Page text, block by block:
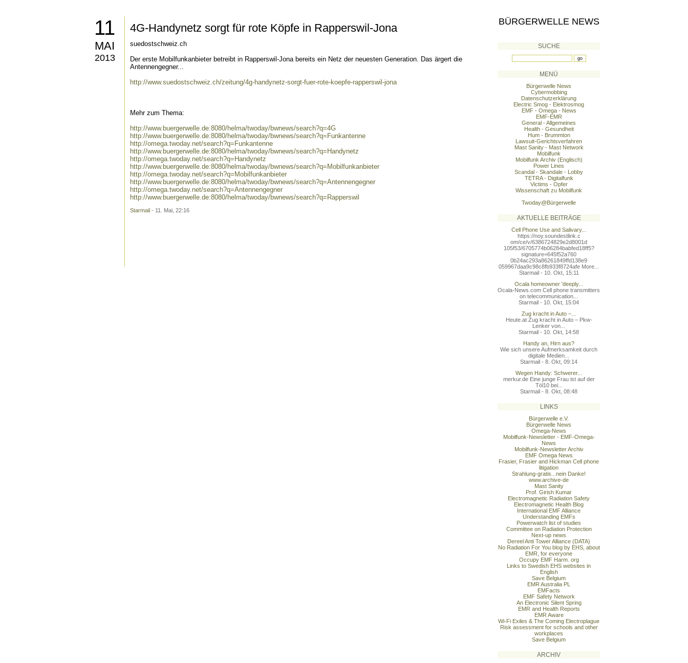
11
MAI
2013
4G-Handynetz sorgt für rote Köpfe in Rapperswil-Jona
suedostschweiz.ch
Der erste Mobilfunkanbieter betreibt in Rapperswil-Jona bereits ein Netz der neuesten Generation. Das ärgert die
Antennengegner...
http://www.suedostschweiz.ch/zeitung/4g-handynetz-sorgt-fuer-rote-koepfe-rapperswil-jona
Mehr zum Thema:
http://www.buergerwelle.de:8080/helma/twoday/bwnews/search?q=4G
http://www.buergerwelle.de:8080/helma/twoday/bwnews/search?q=Funkantenne
http://omega.twoday.net/search?q=Funkantenne
http://www.buergerwelle.de:8080/helma/twoday/bwnews/search?q=Handynetz
http://omega.twoday.net/search?q=Handynetz
http://www.buergerwelle.de:8080/helma/twoday/bwnews/search?q=Mobilfunkanbieter
http://omega.twoday.net/search?q=Mobilfunkanbieter
http://www.buergerwelle.de:8080/helma/twoday/bwnews/search?q=Antennengegner
http://omega.twoday.net/search?q=Antennengegner
http://www.buergerwelle.de:8080/helma/twoday/bwnews/search?q=Rapperswil
Starmail - 11. Mai, 22:16
BÜRGERWELLE NEWS
SUCHE
MENÜ
Bürgerwelle News
Cybermobbing
Datenschutzerklärung
Electric Smog - Elektrosmog
EMF - Omega - News
EMF-EMR
General - Allgemeines
Health - Gesundheit
Hum - Brummton
Lawsuit-Gerichtsverfahren
Mast Sanity - Mast Network
Mobilfunk
Mobilfunk Archiv (Englisch)
Power Lines
Scandal - Skandale - Lobby
TETRA - Digitalfunk
Victims - Opfer
Wissenschaft zu Mobilfunk
Twoday@Bürgerwelle
AKTUELLE BEITRÄGE
Cell Phone Use and Salivary...
https://noy.soundestlink.c
om/ce/v/6386724829e2d8001d
105f53/6705774b06284babfed18ff5?
signature=645f52a760
0b24ac293a86261849ffd138e9
059967daa9c98c8fb933f8724afe More...
Starmail - 10. Okt, 15:11
Ocala homeowner 'deeply...
Ocala-News.com Cell phone transmitters
on telecommunication...
Starmail - 10. Okt, 15:04
Zug kracht in Auto –...
Heute.at Zug kracht in Auto – Pkw-
Lenker von...
Starmail - 10. Okt, 14:58
Handy an, Hirn aus?
Wie sich unsere Aufmerksamkeit durch
digitale Medien...
Starmail - 8. Okt, 09:14
Wegen Handy: Schwerer...
merkur.de Eine junge Frau ist auf der
Töl10 bei...
Starmail - 8. Okt, 08:48
LINKS
Bürgerwelle e.V.
Bürgerwelle News
Omega-News
Mobilfunk-Newsletter - EMF-Omega-
News
Mobilfunk-Newsletter Archiv
EMF Omega News
Frasier, Frasier and Hickman Cell phone
litigation
Strahlung-gratis...nein Danke!
www.archive-de
Mast Sanity
Prof. Girish Kumar
Electromagnetic Radiation Safety
Electromagnetic Health Blog
International EMF Alliance
Understanding EMFs
Powerwatch list of studies
Committee on Radiation Protection
Next-up news
Dereel Anti Tower Alliance (DATA)
No Radiation For You blog by EHS, about
EMR, for everyone
Occupy EMF Harm. org
Links to Swedish EHS websites in
English
Save Belgium
EMR Australia PL
EMFacts
EMF Safety Network
An Electronic Silent Spring
EMR and Health Reports
EMR Aware
Wi-Fi Exiles & The Coming Electroplague
Risk assessment for schools and other
workplaces
Save Belgium
ARCHIV